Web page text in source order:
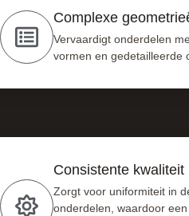
Complexe
Vervaardigt onderdelen
vormen en gedetailleerde
Consistente kwaliteit
Zorgt voor uniformiteit in
onderdelen, waardoor